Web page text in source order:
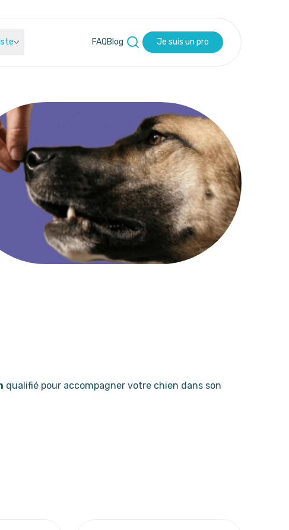
FAQBlog Je suis un pro
qualifié pour accompagner votre chien dans son